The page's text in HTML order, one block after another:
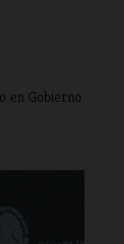
en Gobierno